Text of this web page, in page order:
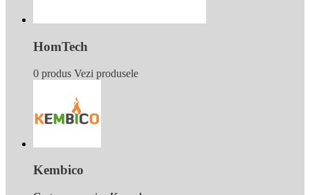
HomTech
0 produs Vezi produsele
Kembico